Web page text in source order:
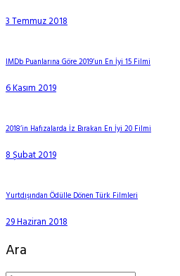
3 Temmuz 2018
IMDb Puanlarına Göre 2019’un En İyi 15 Filmi
6 Kasım 2019
2018’in Hafızalarda İz Bırakan En İyi 20 Filmi
8 Şubat 2019
Yurtdışından Ödülle Dönen Türk Filmleri
29 Haziran 2018
Ara